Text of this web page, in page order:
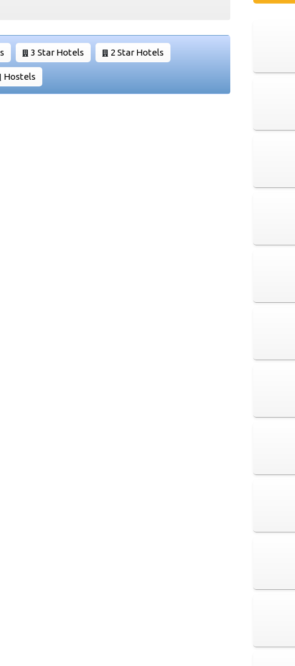
3 Star Hotels 2 Star Hotels
Hostels